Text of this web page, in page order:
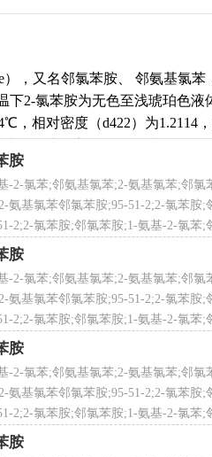
），又名邻氯苯胺、 邻氨基氯
2-氯苯胺为无色至浅琥珀色液
，相对密度（d422）为1.2114
是一种稳定的化学物质，在自然
于电极材料、设备、成本等因
还原法：铁粉化学还原法中存
重。这些传统方法逐渐被淘汰
应条件温和，产物易分离等优
医药、染料、聚氨酯工业等化
中毒，同时2-氯苯胺具有溶血
触；生产设备应密闭，防止泄
胺
-2-氯苯;邻氨基氯苯;2-氨基氯苯;邻氯
基氯苯邻氯苯胺;95-51-2;2-氯苯胺;
2;2-氯苯胺;邻氯苯胺;1-氨基-2-氯苯;
胺
-2-氯苯;邻氨基氯苯;2-氨基氯苯;邻氯
基氯苯邻氯苯胺;95-51-2;2-氯苯胺;
2;2-氯苯胺;邻氯苯胺;1-氨基-2-氯苯;
胺
-2-氯苯;邻氨基氯苯;2-氨基氯苯;邻氯
基氯苯邻氯苯胺;95-51-2;2-氯苯胺;
2;2-氯苯胺;邻氯苯胺;1-氨基-2-氯苯;
氨基-2-氯苯;邻氨基氯苯;2-氨基氯苯
胺